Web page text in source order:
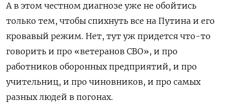
А в этом честном диагнозе уже не обойтись
только тем, чтобы спихнуть все на Путина и его
кровавый режим. Нет, тут уж придется что-то
говорить и про «ветеранов СВО», и про
работников оборонных предприятий, и про
учительниц, и про чиновников, и про самых
разных людей в погонах.